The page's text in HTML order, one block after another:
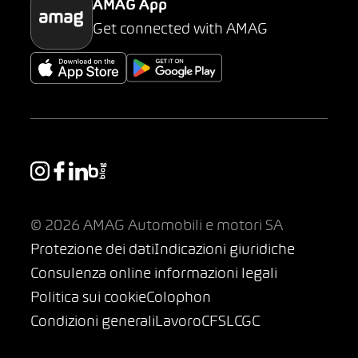
AMAG App
Get connected with AMAG
© 2026 AMAG Automobili e motori SA
Protezione dei datiIndicazioni giuridiche
Consulenza online informazioni legali
Politica sui cookieColophon
Condizioni generaliLavoroCFSLCGC